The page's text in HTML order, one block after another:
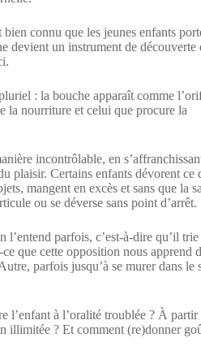
connu que les jeunes enfants
devient un instrument de découverte
: la bouche apparaît comme
la nourriture et celui que procure la
incontrôlable, en
plaisir. Certains enfants dévorent ce
mangent en excès et sans que la
ou se déverse sans point d’arrêt.
parfois, c’est-à-dire qu’il
que cette opposition nous
parfois jusqu’à se murer dans
l’enfant à l’oralité troublée ? À
illimitée ? Et comment (re)donner